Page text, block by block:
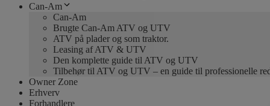
Can-Am
Can-Am
Brugte Can-Am ATV og UTV
ATV på plader og som traktor.
Leasing af ATV & UTV
Den komplette guide til ATV og UTV
Tilbehør til ATV og UTV – en guide til professionelle
Owner Zone
Erhverv
Forhandlere